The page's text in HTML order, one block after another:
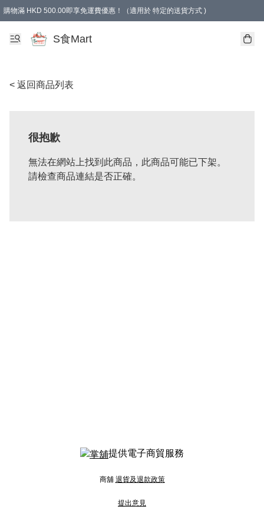
購物滿 HKD 500.00即享免運費優惠！（適用於 特定的送貨方式 )
S食Mart
< 返回商品列表
很抱歉
無法在網站上找到此商品，此商品可能已下架。
請檢查商品連結是否正確。
提供電子商貿服務
商舖 退貨及退款政策
提出意見